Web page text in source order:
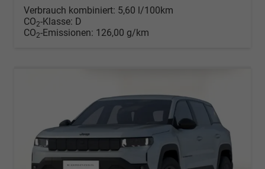
Verbrauch kombiniert: 5,60 l/100km
CO2-Klasse: D
CO2-Emissionen: 126,00 g/km